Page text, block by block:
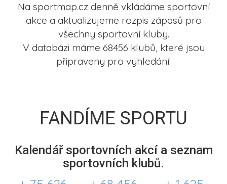
Na sportmap.cz denně vkládáme sportovní
akce a aktualizujeme rozpis zápasů pro
všechny sportovní kluby.
V databázi máme 68456 klubů, které jsou
připraveny pro vyhledání.
FANDÍME SPORTU
Kalendář sportovních akcí a seznam
sportovních klubů.